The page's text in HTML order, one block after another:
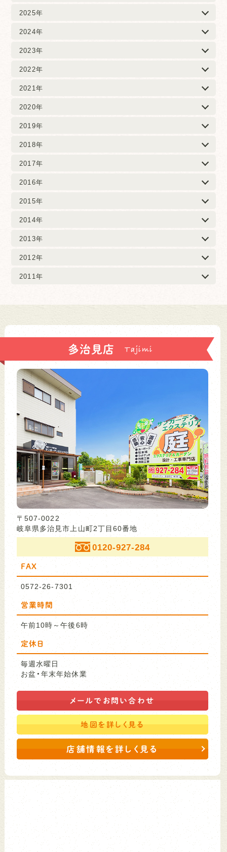
2025年
2024年
2023年
2022年
2021年
2020年
2019年
2018年
2017年
2016年
2015年
2014年
2013年
2012年
2011年
多治見店
〒507-0022
岐阜県多治見市上山町2丁目60番地
0120-927-284
FAX
0572-26-7301
営業時間
午前10時～午後6時
定休日
毎週水曜日
お盆・年末年始休業
メールで お問い合わせ
地図を詳しく見る
店舗情報を詳しく見る